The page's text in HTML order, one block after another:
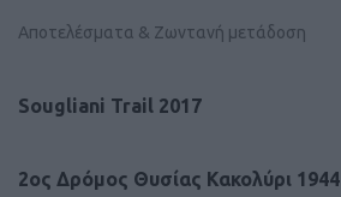
Αποτελέσματα & Ζωντανή μετάδοση
Sougliani Trail 2017
2ος Δρόμος Θυσίας Κακολύρι 1944